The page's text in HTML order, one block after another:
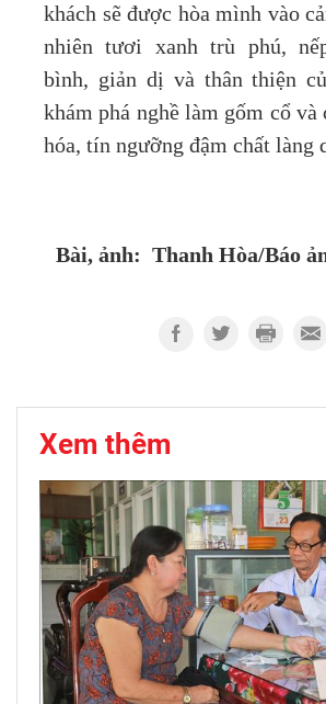
khách sẽ được hòa mình vào
nhiên tươi xanh trù phú,
bình, giản dị và thân thiện
khám phá nghề làm gốm cổ và
hóa, tín ngưỡng đậm chất làng
Bài, ảnh: Thanh Hòa/Báo
Xem thêm